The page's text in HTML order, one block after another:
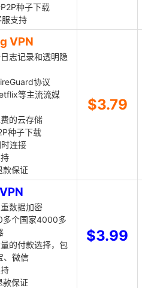
种子下载
支持
VPN
志记录和透明隐
协议
等主流流媒
的云存储
种子下载
连接
保证
$3.79
数据加密
多个国家4000多
的付款选择，包
、微信
保证
$3.99